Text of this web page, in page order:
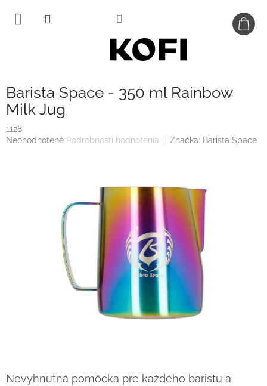
obsah
Barista Space - 350 ml Rainbow
Milk Jug
1128
Priemerné
Neohodnotené Podrobnosti hodnotenia Značka: Barista Space
Nevyhnutná pomôcka pre každého baristu a